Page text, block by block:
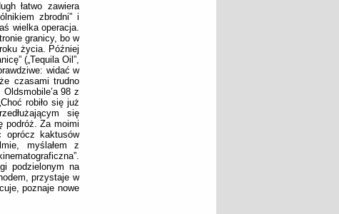
łatwo zawiera
zbrodni” i
wielka operacja.
granicy, bo w
życia. Później
(„Tequila Oil”,
widać w
czasami trudno
98 z
robiło się już
się
podróż. Za moimi
oprócz kaktusów
myślałem z
podzielonym na
przystaje w
poznaje nowe